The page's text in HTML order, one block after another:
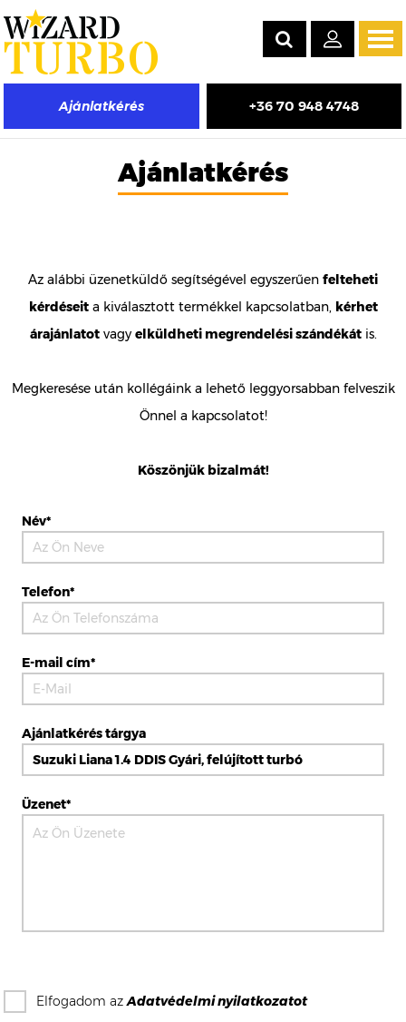
Ajánlatkérés +36 70 948 4748
Ajánlatkérés
Az alábbi üzenetküldő segítségével egyszerűen felteheti
kérdéseita kiválasztott termékkel kapcsolatban, kérhet
árajánlatotvagy elküldheti megrendelési szándékátis.
Megkeresése után kollégáink a lehető leggyorsabban felveszik
Önnel a kapcsolatot!
Köszönjük bizalmát!
Név*
Telefon*
E-mail cím*
Ajánlatkérés tárgya
Üzenet*
Elfogadom azAdatvédelmi nyilatkozatot